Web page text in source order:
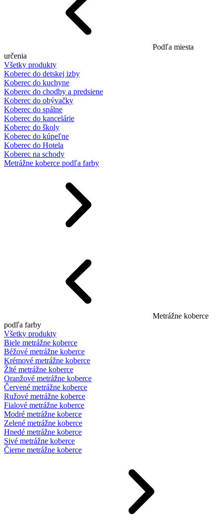
Podľa miesta
určenia
Všetky produkty
Koberec do detskej izby
Koberec do kuchyne
Koberec do chodby a predsiene
Koberec do obývačky
Koberec do spálne
Koberec do kancelárie
Koberec do školy
Koberec do kúpeľne
Koberec do Hotela
Koberec na schody
Metrážne koberce podľa farby
Metrážne koberce
podľa farby
Všetky produkty
Biele metrážne koberce
Béžové metrážne koberce
Krémové metrážne koberce
Žlté metrážne koberce
Oranžové metrážne koberce
Červené metrážne koberce
Ružové metrážne koberce
Fialové metrážne koberce
Modré metrážne koberce
Zelené metrážne koberce
Hnedé metrážne koberce
Sivé metrážne koberce
Čierne metrážne koberce